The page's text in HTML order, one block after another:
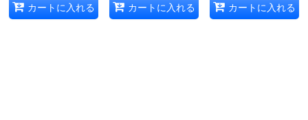
カートに入れる カートに入れる カートに入れる